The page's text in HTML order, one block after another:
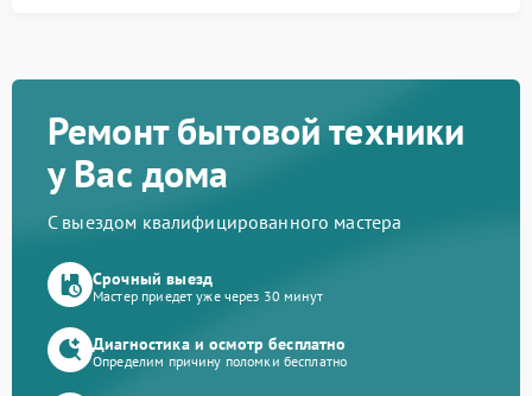
Ремонт бытовой техники
у Вас дома
С выездом квалифицированного мастера
Срочный выезд
Мастер приедет уже через 30 минут
Диагностика и осмотр бесплатно
Определим причину поломки бесплатно